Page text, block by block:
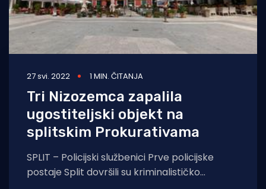
27 svi. 2022 1 MIN. ČITANJA
Tri Nizozemca zapalila
ugostiteljski objekt na
splitskim Prokurativama
SPLIT – Policijski službenici Prve policijske
postaje Split dovršili su kriminalističko